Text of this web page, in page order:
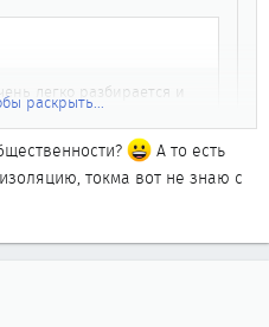
легко разбирается и
раскрыть...
если кто делал и фотки
процесса и материалов
раскрыть...
и отправли тебе по
так что смотри, читай,
раскрыть...
А то есть
токма вот не знаю с